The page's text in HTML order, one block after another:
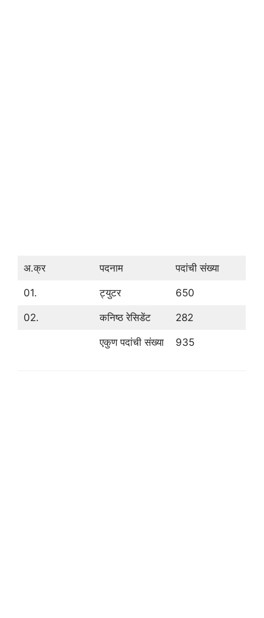
अ.क्र पदनाम पदांची संख्या
01. ट्युटर 650
02. कनिष्ठ रेसिडेंट 282
एकुण पदांची संख्या 935